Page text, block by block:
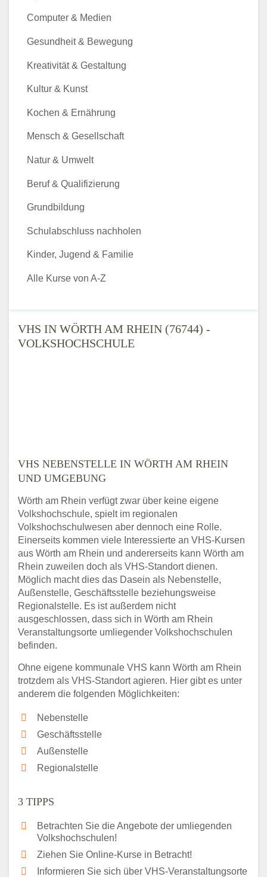
VHS IN WÖRTH AM RHEIN (76744) -
VOLKSHOCHSCHULE
VHS NEBENSTELLE IN WÖRTH AM RHEIN
UND UMGEBUNG
Wörth am Rhein verfügt zwar über keine eigene
Volkshochschule, spielt im regionalen
Volkshochschulwesen aber dennoch eine Rolle.
Einerseits kommen viele Interessierte an VHS-Kursen
aus Wörth am Rhein und andererseits kann Wörth am
Rhein zuweilen doch als VHS-Standort dienen.
Möglich macht dies das Dasein als Nebenstelle,
Außenstelle, Geschäftsstelle beziehungsweise
Regionalstelle. Es ist außerdem nicht
ausgeschlossen, dass sich in Wörth am Rhein
Veranstaltungsorte umliegender Volkshochschulen
befinden.
Ohne eigene kommunale VHS kann Wörth am Rhein
trotzdem als VHS-Standort agieren. Hier gibt es unter
anderem die folgenden Möglichkeiten:
Nebenstelle
Geschäftsstelle
Außenstelle
Regionalstelle
3 TIPPS
Betrachten Sie die Angebote der umliegenden
Volkshochschulen!
Ziehen Sie Online-Kurse in Betracht!
Informieren Sie sich über VHS-Veranstaltungsorte
Computer & Medien
Gesundheit & Bewegung
Kreativität & Gestaltung
Kultur & Kunst
Kochen & Ernährung
Mensch & Gesellschaft
Natur & Umwelt
Beruf & Qualifizierung
Grundbildung
Schulabschluss nachholen
Kinder, Jugend & Familie
Alle Kurse von A-Z